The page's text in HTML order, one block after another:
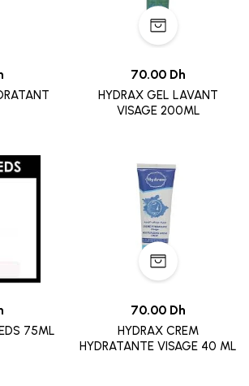
70.00 Dh
HYDRAX GEL LAVANT
VISAGE 200ML
75ML
70.00 Dh
HYDRAX CREM
HYDRATANTE VISAGE 40 ML